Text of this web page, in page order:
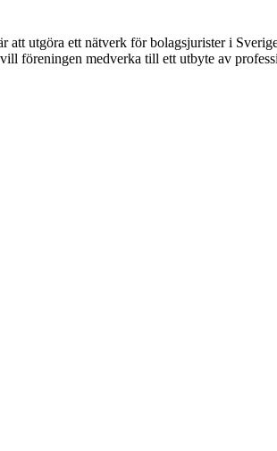
utgöra ett nätverk för bolagsjurister i
föreningen medverka till ett utbyte av